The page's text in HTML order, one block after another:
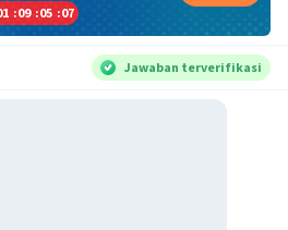
:09 :05 :06
Jawaban terverifikasi